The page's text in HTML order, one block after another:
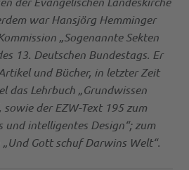
war Hansjörg Hemminger
„Sogenannte Sekten
13. Deutschen Bundestags. Er
und Bücher, in letzter Zeit
das Lehrbuch „Grundwissen
der EZW-Text 195 zum
und intelligentes Design“; zum
Gott schuf Darwins Welt“.